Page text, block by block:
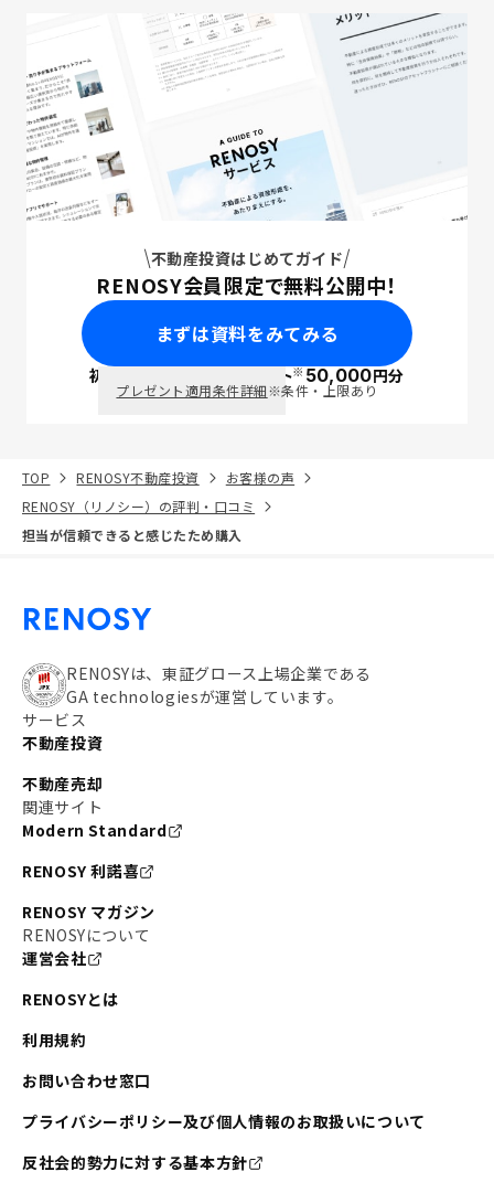
不動産投資はじめてガイド
RENOSY会員限定で無料公開中！
まずは資料をみてみる
初回面談で ポイント※50,000円分
プレゼント適用条件詳細※条件・上限あり
TOP RENOSY不動産投資
お客様の声
RENOSY（リノシー）の評判・口コミ
担当が信頼できると感じたため購入
RENOSYは、東証グロース上場企業である
GA technologiesが運営しています。
サービス
不動産投資
不動産売却
関連サイト
Modern Standard
RENOSY 利諾喜
RENOSY マガジン
RENOSYについて
運営会社
RENOSYとは
利用規約
お問い合わせ窓口
プライバシーポリシー及び個人情報のお取扱いについて
反社会的勢力に対する基本方針